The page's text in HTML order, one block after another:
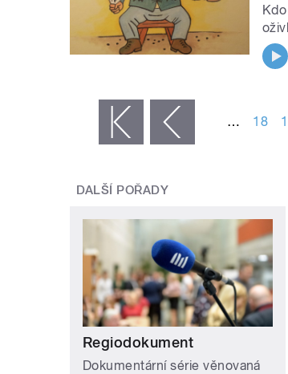
‹ předchozí … 18
DALŠÍ POŘADY
Regiodokument
Dokumentární série věnovaná